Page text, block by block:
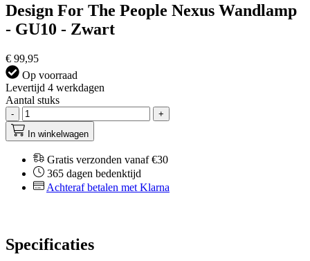
Design For The People Nexus Wandlamp
- GU10 - Zwart
€ 99,95
Op voorraad
Levertijd 4 werkdagen
Aantal stuks
-
+
In winkelwagen
Gratis verzonden vanaf €30
365 dagen bedenktijd
Achteraf betalen met Klarna
Specificaties